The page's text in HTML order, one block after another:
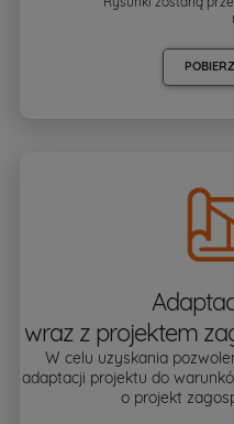
wraz z projektem
W celu uzyskania
adaptacji projektu do
o projekt